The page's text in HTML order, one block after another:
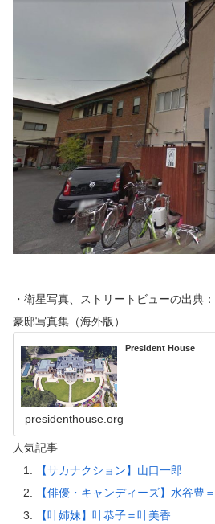
・衛星写真、ストリートビューの出典
豪邸写真集（海外版）
President House
presidenthouse.org
人気記事
【サカナクション】山口一郎
【俳優・キャンディーズ】水谷豊
【叶姉妹】叶恭子＝叶美香